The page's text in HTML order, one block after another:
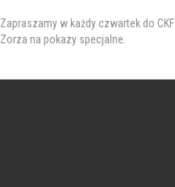
Zapraszamy w każdy czwartek do CKF
Zorza na pokazy specjalne.